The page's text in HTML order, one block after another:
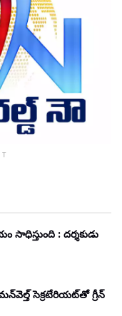
: దర్శకుడు
సెక్రటేరియట్‌తో గ్రీన్